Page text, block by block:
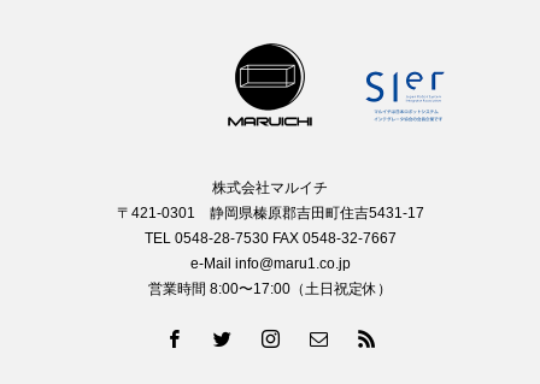
株式会社マルイチ
〒421-0301 静岡県榛原郡吉田町住吉5431-17
TEL 0548-28-7530 FAX 0548-32-7667
e-Mail info@maru1.co.jp
営業時間 8:00〜17:00（土日祝定休）